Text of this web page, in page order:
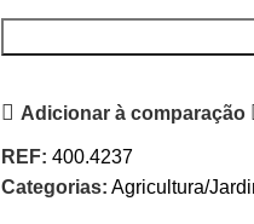
Adicionar à comparação
REF: 400.4237
Categorias: Agricultura/